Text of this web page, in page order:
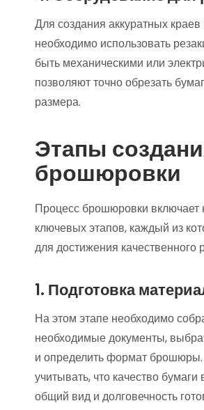
Для создания аккуратных
необходимо использовать
быть механическими или
позволяют точно обрезать
размера.
Этапы
брошюровки
Процесс брошюровки включает
ключевых этапов, каждый из
для достижения качественного
1. Подготовка
На этом этапе необходимо
необходимые документы,
и определить формат
учитывать, что качество бумаги
общий вид и долговечность